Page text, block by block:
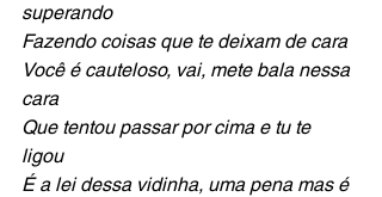
superando
Fazendo coisas que te deixam de cara
Você é cauteloso, vai, mete bala nessa
cara
Que tentou passar por cima e tu te
ligou
É a lei dessa vidinha, uma pena mas é